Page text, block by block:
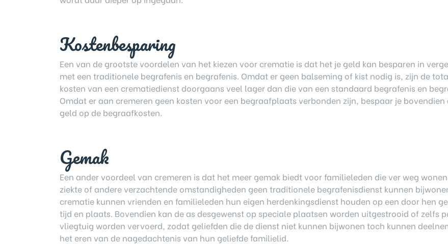
Kostenbesparing
Een van de grootste voordelen van het kiezen voor crematie is dat het je geld kan besparen in
met een traditionele begrafenis en begrafenis. Omdat er geen balseming of kist nodig is, zijn de
kosten van een crematiedienst doorgaans veel lager dan die van een standaard begrafenis en
Omdat er aan cremeren geen kosten voor een begraafplaats verbonden zijn, bespaar je bovendien
geld op de begraafkosten.
Gemak
Een ander voordeel van cremeren is dat het meer gemak biedt voor familieleden die ver weg
ziekte of andere verzachtende omstandigheden geen traditionele begrafenisdienst kunnen
crematie kunnen vrienden en familieleden hun eigen herdenkingsdienst houden op een door hen
tijd en plaats. Bovendien kan de as desgewenst op speciale plaatsen worden uitgestrooid of zelfs
vliegtuig worden vervoerd, zodat geliefden die de dienst niet kunnen bijwonen toch kunnen
het eren van de nagedachtenis van hun geliefde familielid.